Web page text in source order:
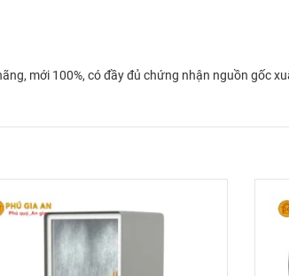
mới 100%, có đầy đủ chứng nhận nguồn